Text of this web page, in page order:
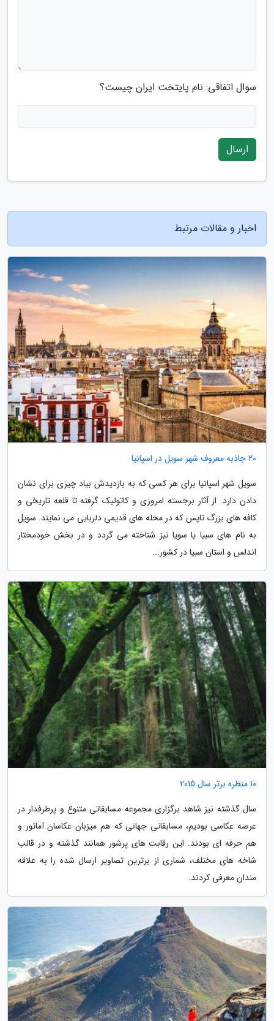
سوال اتفاقی: نام پایتخت ایران چیست؟
ارسال
اخبار و مقالات مرتبط
20 جاذبه معروف شهر سویل در اسپانیا
سویل شهر اسپانیا برای هر کسی که به بازدیدش بیاد چیزی برای نشان
دادن دارد. از آثار برجسته امروزی و کاتولیک گرفته تا قلعه تاریخی و
کافه های بزرگ تاپس که در محله های قدیمی دلربایی می نمایند. سویل
به نام های سبیا یا سویا نیز شناخته می گردد و در بخش خودمختار
اندلس و استان سبیا در کشور...
10 منظره برتر سال 2015
سال گذشته نیز شاهد برگزاری مجموعه مسابقاتی متنوع و پرطرفدار در
عرصه عکاسی بودیم، مسابقاتی جهانی که هم میزبان عکاسان آماتور و
هم حرفه ای بودند. این رقابت های پرشور همانند گذشته و در قالب
شاخه های مختلف، شماری از برترین تصاویر ارسال شده را به علاقه
مندان معرفی کردند.